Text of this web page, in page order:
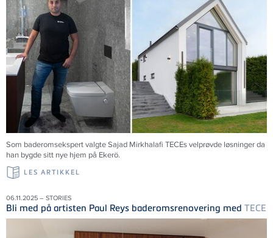
Som baderomsekspert valgte Sajad Mirkhalafi TECEs velprøvde løsninger da
han bygde sitt nye hjem på Ekerö.
LES ARTIKKEL
06.11.2025 – STORIES
Bli med på artisten Paul Reys baderomsrenovering med TECE